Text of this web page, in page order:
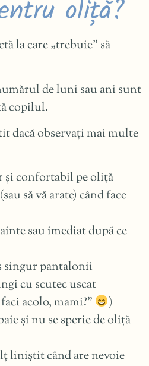
oliță?
la care „trebuie” să
de luni sau ani sunt
copilul.
dacă observați mai multe
și confortabil pe oliță
să vă arate) când face
sau imediat după ce
singur pantalonii
cu scutec uscat
acolo, mami?”
)
și nu se sperie de oliță
liniștit când are nevoie